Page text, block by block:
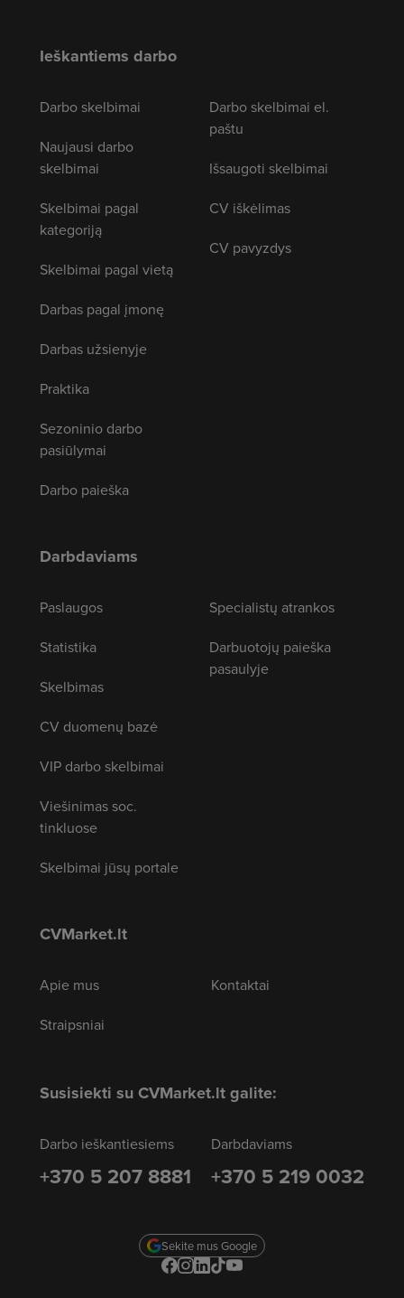
Ieškantiems darbo
Darbo skelbimai
Naujausi darbo
skelbimai
Skelbimai pagal
kategoriją
Skelbimai pagal vietą
Darbas pagal įmonę
Darbas užsienyje
Praktika
Sezoninio darbo
pasiūlymai
Darbo paieška
Darbo skelbimai el.
paštu
Išsaugoti skelbimai
CV iškėlimas
CV pavyzdys
Darbdaviams
Paslaugos
Statistika
Skelbimas
CV duomenų bazė
VIP darbo skelbimai
Viešinimas soc.
tinkluose
Skelbimai jūsų portale
Specialistų atrankos
Darbuotojų paieška
pasaulyje
CVMarket.lt
Apie mus
Straipsniai
Kontaktai
Susisiekti su CVMarket.lt galite:
Darbo ieškantiesiems
+370 5 207 8881
Darbdaviams
+370 5 219 0032
Sekite mus Google